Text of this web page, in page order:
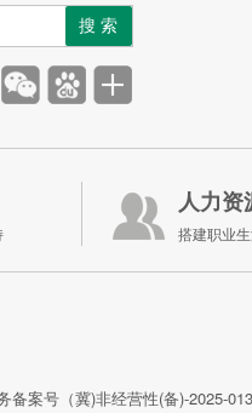
搜 索
人力资
搭建职业
备案号（冀)非经营性(备)-2025-